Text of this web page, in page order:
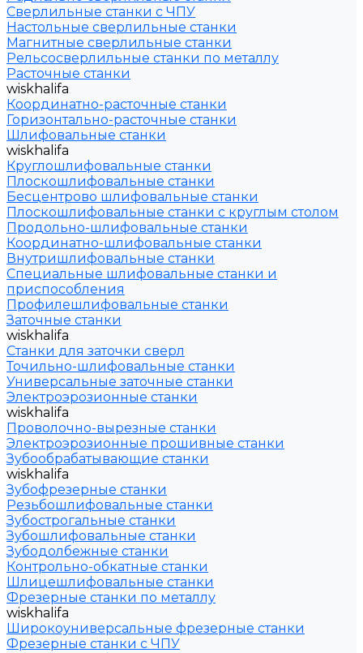
Сверлильные станки с ЧПУ
Настольные сверлильные станки
Магнитные сверлильные станки
Рельсосверлильные станки по металлу
Расточные станки
wiskhalifa
Координатно-расточные станки
Горизонтально-расточные станки
Шлифовальные станки
wiskhalifa
Круглошлифовальные станки
Плоскошлифовальные станки
Бесцентрово шлифовальные станки
Плоскошлифовальные станки с круглым столом
Продольно-шлифовальные станки
Координатно-шлифовальные станки
Внутришлифовальные станки
Специальные шлифовальные станки и
приспособления
Профилешлифовальные станки
Заточные станки
wiskhalifa
Станки для заточки сверл
Точильно-шлифовальные станки
Универсальные заточные станки
Электроэрозионные станки
wiskhalifa
Проволочно-вырезные станки
Электроэрозионные прошивные станки
Зубообрабатывающие станки
wiskhalifa
Зубофрезерные станки
Резьбошлифовальные станки
Зубострогальные станки
Зубошлифовальные станки
Зубодолбежные станки
Контрольно-обкатные станки
Шлицешлифовальные станки
Фрезерные станки по металлу
wiskhalifa
Широкоуниверсальные фрезерные станки
Фрезерные станки с ЧПУ